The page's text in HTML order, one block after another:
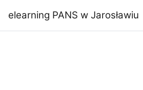
elearning PANS w Jarosławiu